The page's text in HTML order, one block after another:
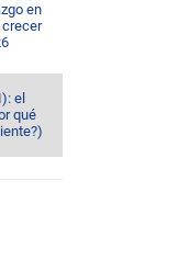
en
crecer
el
qué